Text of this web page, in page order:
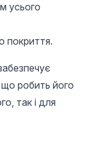
усього
покриття.
що робить його
так і для